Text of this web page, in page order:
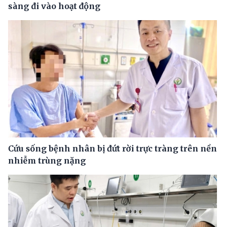
sàng đi vào hoạt động
Cứu sống bệnh nhân bị đứt rời trực tràng trên nền
nhiễm trùng nặng